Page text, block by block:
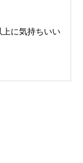
上に気持ちいい